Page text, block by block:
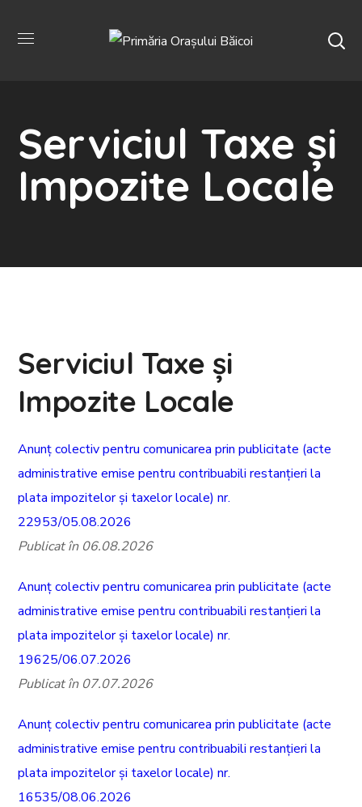
Serviciul Taxe și
Impozite Locale
Serviciul Taxe și
Impozite Locale
Anunț colectiv pentru comunicarea prin publicitate (acte
administrative emise pentru contribuabili restanțieri la
plata impozitelor și taxelor locale) nr.
22953/05.08.2026
Publicat în 06.08.2026
Anunț colectiv pentru comunicarea prin publicitate (acte
administrative emise pentru contribuabili restanțieri la
plata impozitelor și taxelor locale) nr.
19625/06.07.2026
Publicat în 07.07.2026
Anunț colectiv pentru comunicarea prin publicitate (acte
administrative emise pentru contribuabili restanțieri la
plata impozitelor și taxelor locale) nr.
16535/08.06.2026